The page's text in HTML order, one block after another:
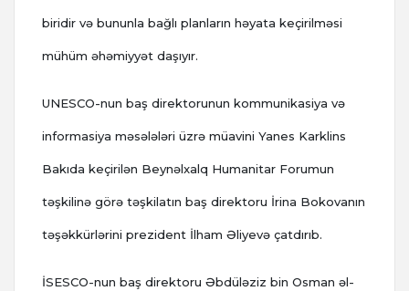
biridir və bununla bağlı planların həyata keçirilməsi
mühüm əhəmiyyət daşıyır.
UNESCO-nun baş direktorunun kommunikasiya və
informasiya məsələləri üzrə müavini Yanes Karklins
Bakıda keçirilən Beynəlxalq Humanitar Forumun
təşkilinə görə təşkilatın baş direktoru İrina Bokovanın
təşəkkürlərini prezident İlham Əliyevə çatdırıb.
İSESCO-nun baş direktoru Əbdüləziz bin Osman əl-